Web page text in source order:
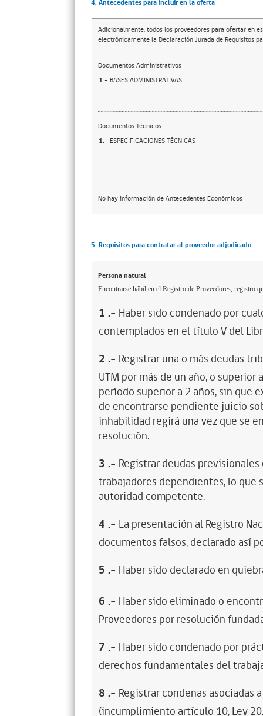
4. Antecedentes para incluir en la oferta
Adicionalmente, todos los proveedores para ofertar en
electrónicamente la Declaración Jurada de Requisitos
Documentos Administrativos
1.- BASES ADMINISTRATIVAS
Documentos Técnicos
1.- ESPECIFICACIONES TÉCNICAS
No hay información de Antecedentes Económicos
5. Requisitos para contratar al proveedor adjudicado
Persona natural
Encontrarse hábil en el Registro de Proveedores, registro
1 .- Haber sido condenado por
contemplados en el título V del
2 .- Registrar una o más deudas
UTM por más de un año, o
período superior a 2 años, sin que
de encontrarse pendiente juicio
inhabilidad regirá una vez que se
resolución.
3 .- Registrar deudas
trabajadores dependientes, lo
autoridad competente.
4 .- La presentación al Registro
documentos falsos, declarado así
5 .- Haber sido declarado en
6 .- Haber sido eliminado o
Proveedores por resolución
7 .- Haber sido condenado por
derechos fundamentales del
8 .- Registrar condenas asociadas
(incumplimiento artículo 10, Ley